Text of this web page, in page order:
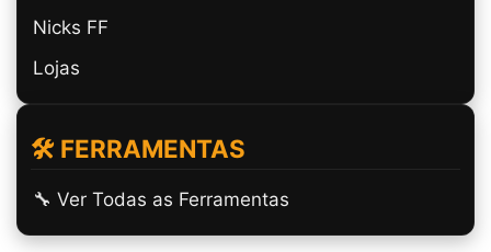
Nicks FF
Lojas
🛠️ FERRAMENTAS
🔧 Ver Todas as Ferramentas